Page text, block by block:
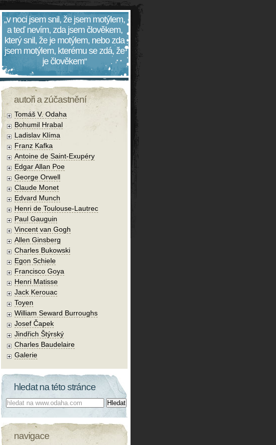
„v noci jsem snil, že jsem motýlem,
a teď nevím, zda jsem člověkem,
který snil, že je motýlem, nebo zda
jsem motýlem, kterému se zdá, že
je člověkem“
autoři a zúčastnění
Tomáš V. Odaha
Bohumil Hrabal
Ladislav Klíma
Franz Kafka
Antoine de Saint-Exupéry
Edgar Allan Poe
George Orwell
Claude Monet
Edvard Munch
Henri de Toulouse-Lautrec
Paul Gauguin
Vincent van Gogh
Allen Ginsberg
Charles Bukowski
Egon Schiele
Francisco Goya
Henri Matisse
Jack Kerouac
Toyen
William Seward Burroughs
Josef Čapek
Jindřich Štýrský
Charles Baudelaire
Galerie
hledat na této stránce
Co hledat:
navigace